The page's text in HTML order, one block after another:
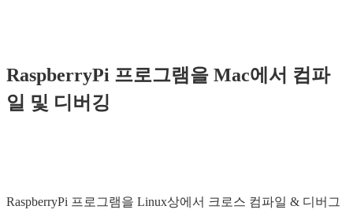
RaspberryPi 프로그램을 Mac에서 컴파
일 및 디버깅
RaspberryPi 프로그램을 Linux상에서 크로스 컴파일 & 디버그